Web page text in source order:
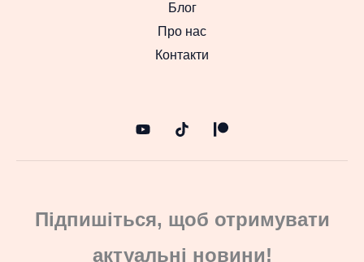
Блог
Про нас
Контакти
Підпишіться, щоб отримувати
актуальні новини!